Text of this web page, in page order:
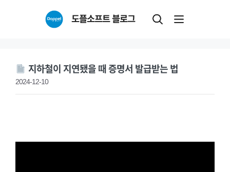
도플소프트 블로그
지하철이 지연됐을 때 증명서 발급받는 법
2024-12-10